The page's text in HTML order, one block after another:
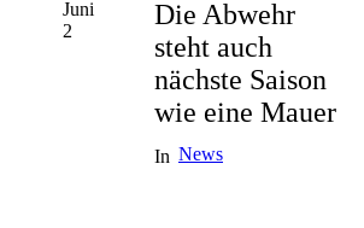
Juni
2
Die Abwehr
steht auch
nächste Saison
wie eine Mauer
In News